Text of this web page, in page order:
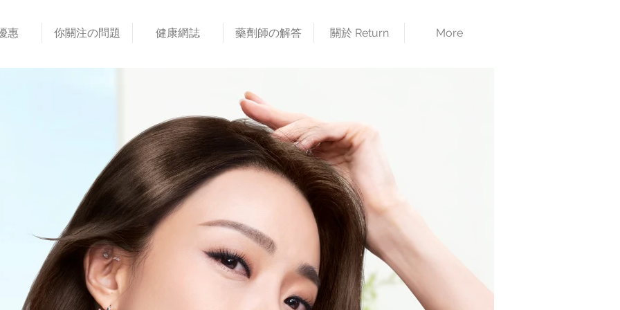
惠 你關注の問題 健康網誌 藥劑師の解答 關於 Return More